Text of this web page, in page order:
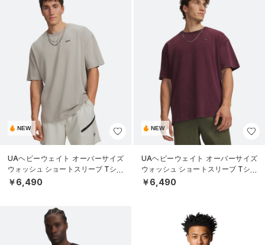
NEW
UAヘビーウェイト オーバーサイズ
ウォッシュ ショートスリーブ Tシャ
ツ（ライフスタイル/MEN）
￥6,490
NEW
UAヘビーウェイト オーバーサイズ
ウォッシュ ショートスリーブ Tシャ
ツ（ライフスタイル/MEN）
￥6,490